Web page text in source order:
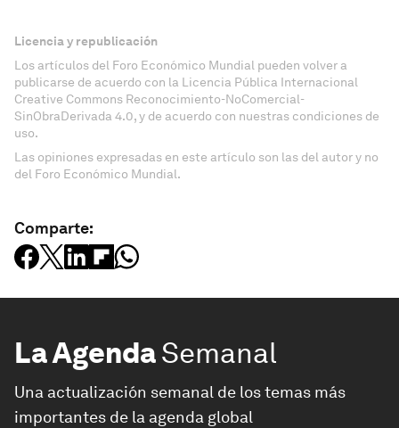
Licencia y republicación
Los artículos del Foro Económico Mundial pueden volver a
publicarse de acuerdo con la Licencia Pública Internacional
Creative Commons Reconocimiento-NoComercial-
SinObraDerivada 4.0, y de acuerdo con nuestras condiciones de
uso.
Las opiniones expresadas en este artículo son las del autor y no
del Foro Económico Mundial.
Comparte:
La AgendaSemanal
Una actualización semanal de los temas más
importantes de la agenda global